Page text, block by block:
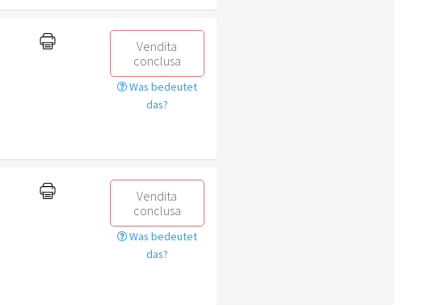
Vendita
conclusa
Was bedeutet
das?
Vendita
conclusa
Was bedeutet
das?